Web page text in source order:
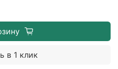
в 1 клик